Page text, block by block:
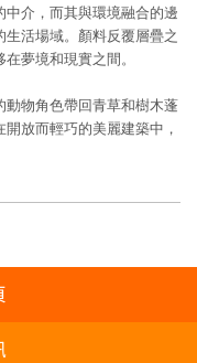
介，而其與環境融合的邊
活場域。顏料反覆層疊之
夢境和現實之間。
物角色帶回青草和樹木蓬
放而輕巧的美麗建築中，